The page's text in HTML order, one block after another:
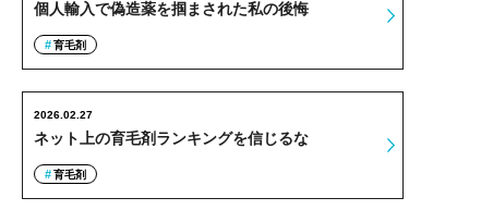
個人輸入で偽造薬を掴まされた私の後悔
育毛剤
ネット上の育毛剤ランキングを信じるな
2026.02.27
育毛剤